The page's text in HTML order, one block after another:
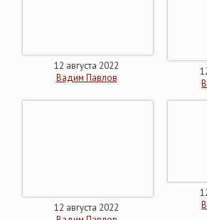
12 августа 2022
Вадим Павлов
12 августа 2022